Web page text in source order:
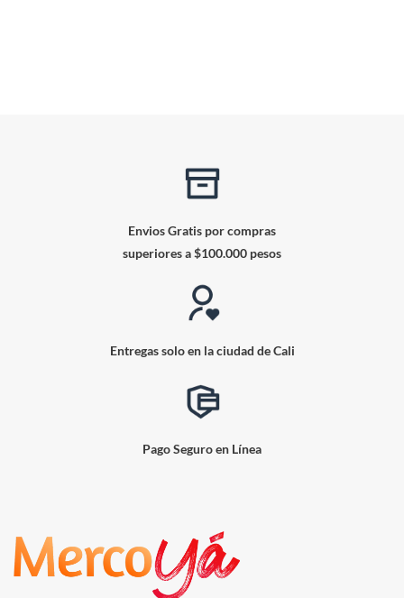
Envios Gratis por compras
superiores a $100.000 pesos
Entregas solo en la ciudad de Cali
Pago Seguro en Línea